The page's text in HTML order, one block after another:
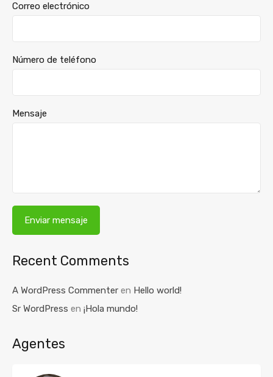
Correo electrónico
Número de teléfono
Mensaje
Recent Comments
A WordPress Commenter en Hello world!
Sr WordPress en ¡Hola mundo!
Agentes